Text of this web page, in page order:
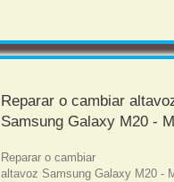
Reparar o cambiar
Samsung Galaxy M20 -
Reparar o cambiar
altavoz Samsung Galaxy M20 -